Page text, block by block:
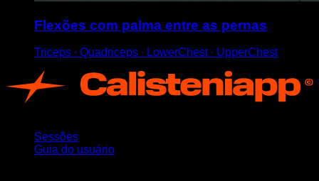
Flexões com palma entre as pernas
Triceps ∙ Quadriceps ∙ LowerChest ∙ UpperChest
Sessões
Guia do usuário